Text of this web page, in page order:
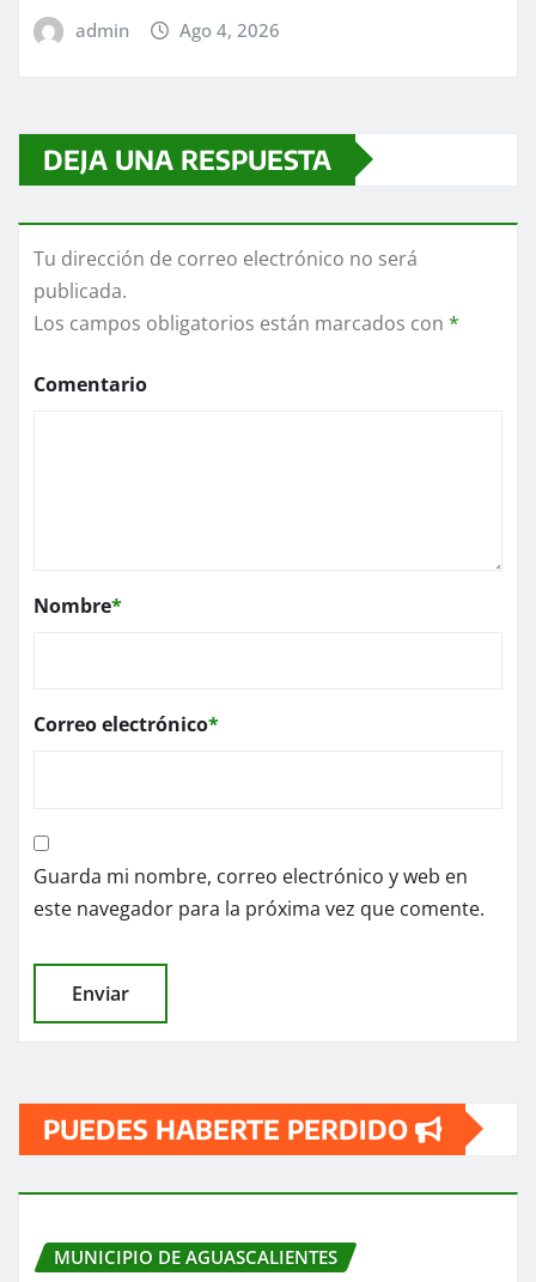
admin Ago 4, 2026
DEJA UNA RESPUESTA
Tu dirección de correo electrónico no será
publicada.
Los campos obligatorios están marcados con *
Comentario
Nombre*
Correo electrónico*
Guarda mi nombre, correo electrónico y web en
este navegador para la próxima vez que comente.
PUEDES HABERTE PERDIDO
MUNICIPIO DE AGUASCALIENTES